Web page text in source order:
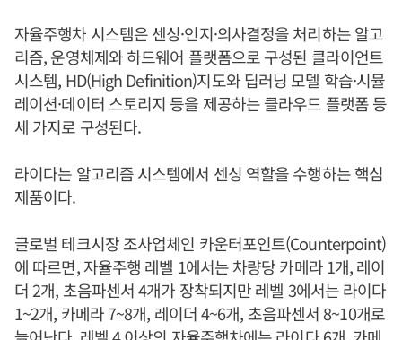
자율주행차 시스템은 센싱·인지·의사결정을 처리하는 알고
리즘, 운영체제와 하드웨어 플랫폼으로 구성된 클라이언트
시스템, HD(High Definition)지도와 딥러닝 모델 학습·시뮬
레이션·데이터 스토리지 등을 제공하는 클라우드 플랫폼 등
세 가지로 구성된다.
라이다는 알고리즘 시스템에서 센싱 역할을 수행하는 핵심
제품이다.
글로벌 테크시장 조사업체인 카운터포인트(Counterpoint)
에 따르면, 자율주행 레벨 1에서는 차량당 카메라 1개, 레이
더 2개, 초음파센서 4개가 장착되지만 레벨 3에서는 라이다
1~2개, 카메라 7~8개, 레이더 4~6개, 초음파센서 8~10개로